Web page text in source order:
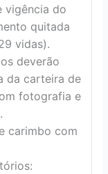
vigência do
quitada
vidas).
deverão
da carteira de
fotografia e
carimbo com